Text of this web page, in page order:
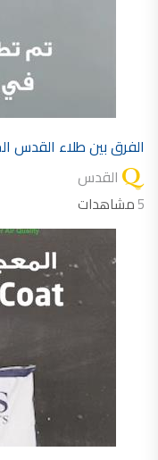
الفرق بين طلاء القدس
القدس
5مشاهدات